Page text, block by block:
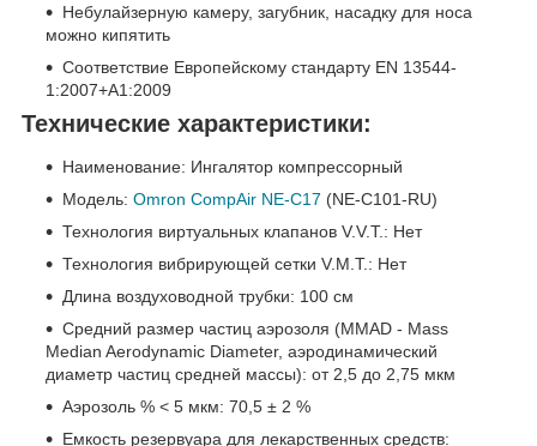
Небулайзерную камеру, загубник, насадку для носа
можно кипятить
Соответствие Европейскому стандарту EN 13544-
1:2007+A1:2009
Технические характеристики:
Наименование: Ингалятор компрессорный
Модель: Omron CompAir NE-C17 (NE-C101-RU)
Технология виртуальных клапанов V.V.T.: Нет
Технология вибрирующей сетки V.M.T.: Нет
Длина воздуховодной трубки: 100 см
Средний размер частиц аэрозоля (MMAD - Mass
Median Aerodynamic Diameter, аэродинамический
диаметр частиц средней массы): от 2,5 до 2,75 мкм
Аэрозоль % < 5 мкм: 70,5 ± 2 %
Емкость резервуара для лекарственных средств: